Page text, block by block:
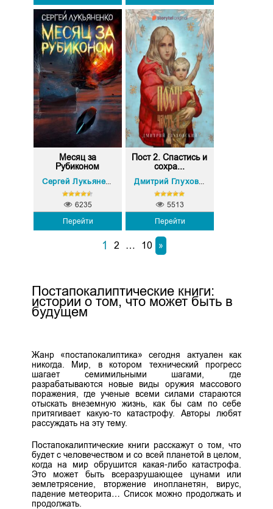
Месяц за
Рубиконом
Сергей Лукьяненко
Перейти
6235
Пост 2. Спастись и
сохра...
Дмитрий Глуховский
Перейти
5513
1 2 … 10 »
Постапокалиптические книги:
истории о том, что может быть в
будущем
Жанр «постапокалиптика» сегодня актуален как
никогда. Мир, в котором технический прогресс
шагает семимильными шагами, где
разрабатываются новые виды оружия массового
поражения, где ученые всеми силами стараются
отыскать внеземную жизнь, как бы сам по себе
притягивает какую-то катастрофу. Авторы любят
рассуждать на эту тему.
Постапокалиптические книги расскажут о том, что
будет с человечеством и со всей планетой в целом,
когда на мир обрушится какая-либо катастрофа.
Это может быть всеразрушающее цунами или
землетрясение, вторжение инопланетян, вирус,
падение метеорита… Список можно продолжать и
продолжать.